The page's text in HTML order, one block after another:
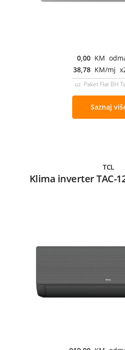
0,00 KM
38,78 KM/mj
uz Paket Flat BH
Saznaj
TCL
Klima inverter TAC-